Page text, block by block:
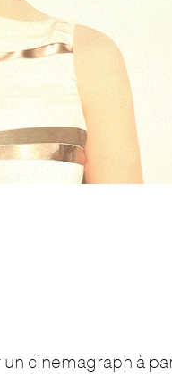
cinemagraph à